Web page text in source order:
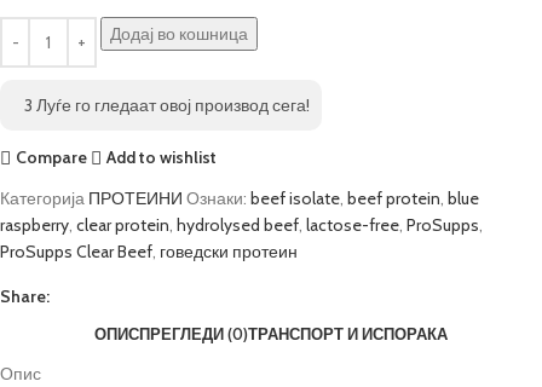
Додај во кошница
3 Луѓе го гледаат овој производ сега!
Compare
Add to wishlist
Категорија ПРОТЕИНИ Ознаки: beef isolate, beef protein, blue
raspberry, clear protein, hydrolysed beef, lactose-free, ProSupps,
ProSupps Clear Beef, говедски протеин
Share:
ОПИСПРЕГЛЕДИ (0)ТРАНСПОРТ И ИСПОРАКА
Опис